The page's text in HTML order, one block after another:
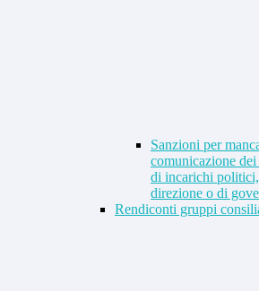
Sanzioni per
comunicazione
di incarichi
direzione o di
Rendiconti gruppi